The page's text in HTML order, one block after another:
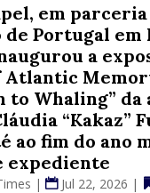
em parceria
de Portugal em
a
Atlantic
to Whaling”
“Kakaz”
ao fim do ano
expediente
| Jul 22, 2026 |